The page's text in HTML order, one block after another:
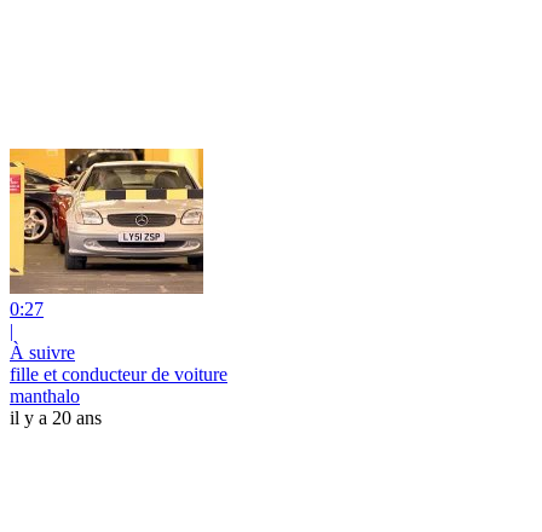
0:27
|
À suivre
fille et conducteur de voiture
manthalo
il y a 20 ans